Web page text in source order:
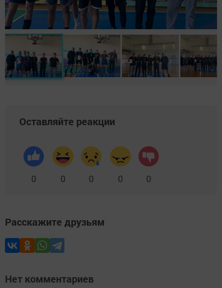
Оставляйте реакции
0 0 0 0 0
Расскажите друзьям
Нет комментариев